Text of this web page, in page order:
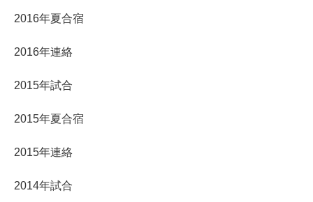
2016年夏合宿
2016年連絡
2015年試合
2015年夏合宿
2015年連絡
2014年試合